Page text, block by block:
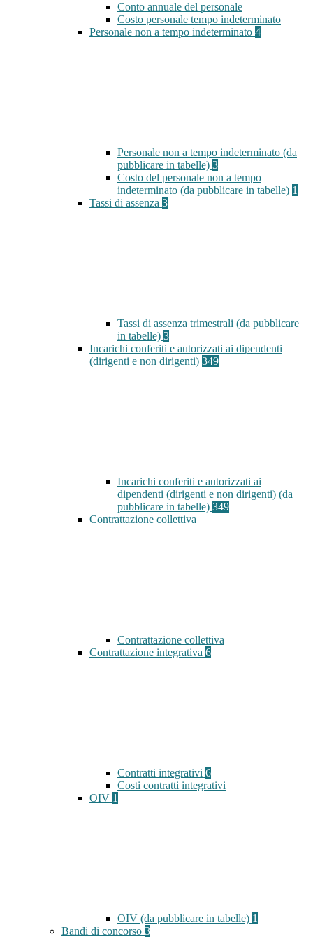
Conto annuale del personale
Costo personale tempo indeterminato
Personale non a tempo indeterminato 4
Personale non a tempo indeterminato (da
pubblicare in tabelle) 3
Costo del personale non a tempo
indeterminato (da pubblicare in tabelle) 1
Tassi di assenza 3
Tassi di assenza trimestrali (da pubblicare
in tabelle) 3
Incarichi conferiti e autorizzati ai dipendenti
(dirigenti e non dirigenti) 349
Incarichi conferiti e autorizzati ai
dipendenti (dirigenti e non dirigenti) (da
pubblicare in tabelle) 349
Contrattazione collettiva
Contrattazione collettiva
Contrattazione integrativa 6
Contratti integrativi 6
Costi contratti integrativi
OIV 1
OIV (da pubblicare in tabelle) 1
Bandi di concorso 3